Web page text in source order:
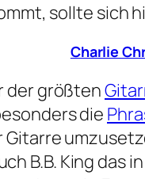
sollte sich
Charlie
der größten
die
B.B. King das